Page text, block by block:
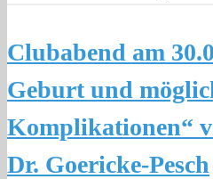
Clubabend am
Geburt und
Komplikationen“
Dr. Goericke-Pesch